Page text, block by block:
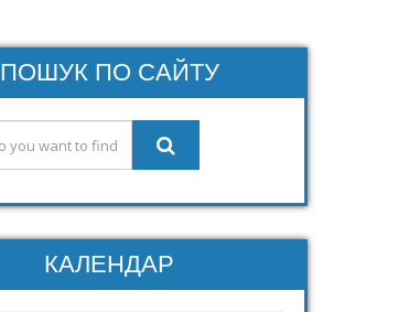
ПОШУК ПО САЙТУ
КАЛЕНДАР